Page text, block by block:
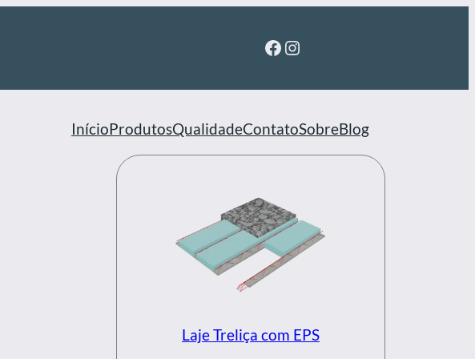
Facebook Instagram
InícioProdutosQualidadeContatoSobreBlog
Laje Treliça com EPS